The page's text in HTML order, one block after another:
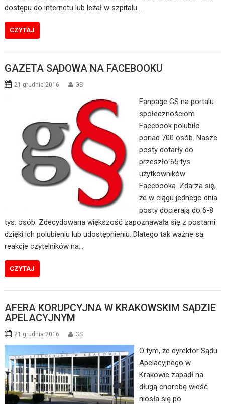
dostępu do internetu lub leżał w szpitalu…
CZYTAJ
GAZETA SĄDOWA NA FACEBOOKU
21 grudnia 2016 GS
Fanpage GS na portalu
społecznościom
Facebook polubiło
ponad 700 osób. Nasze
posty dotarły do
przeszło 65 tys.
użytkowników
Facebooka. Zdarza się,
że w ciągu jednego dnia
posty docierają do 6-8
tys. osób. Zdecydowana większość zapoznawała się z postami
dzięki ich polubieniu lub udostępnieniu. Dlatego tak ważne są
reakcje czytelników na…
CZYTAJ
AFERA KORUPCYJNA W KRAKOWSKIM SĄDZIE
APELACYJNYM
21 grudnia 2016 GS
O tym, że dyrektor Sądu
Apelacyjnego w
Krakowie zapadł na
długą chorobę wieść
niosła się po